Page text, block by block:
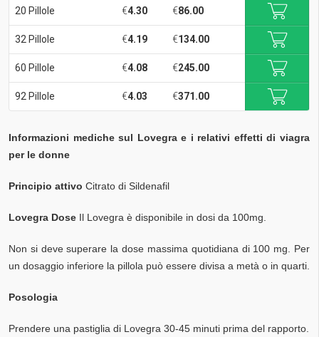
20 Pillole €4.30 €86.00
32 Pillole €4.19 €134.00
60 Pillole €4.08 €245.00
92 Pillole €4.03 €371.00
Informazioni mediche sul Lovegra e i relativi effetti di viagra
per le donne
Principio attivo Citrato di Sildenafil
Lovegra Dose Il Lovegra è disponibile in dosi da 100mg.
Non si deve superare la dose massima quotidiana di 100 mg. Per
un dosaggio inferiore la pillola può essere divisa a metà o in quarti.
Posologia
Prendere una pastiglia di Lovegra 30-45 minuti prima del rapporto.